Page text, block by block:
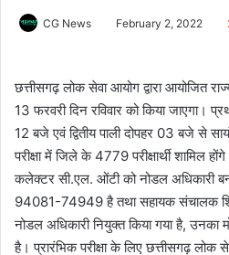
CG News February 2, 2022
छत्तीसगढ़ लोक सेवा आयोग द्वारा आयोजित
13 फरवरी दिन रविवार को किया जाएगा।
12 बजे एवं द्वितीय पाली दोपहर 03 बजे से
परीक्षा में जिले के 4779 परीक्षार्थी शामिल
कलेक्टर सी.एल. ओंटी को नोडल अधिकारी
94081-74949 है तथा सहायक संचालक
नोडल अधिकारी नियुक्त किया गया है,
है। प्रारंभिक परीक्षा के लिए छत्तीसगढ़ लोक